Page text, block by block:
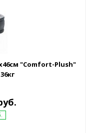
"Comfort-Plush"